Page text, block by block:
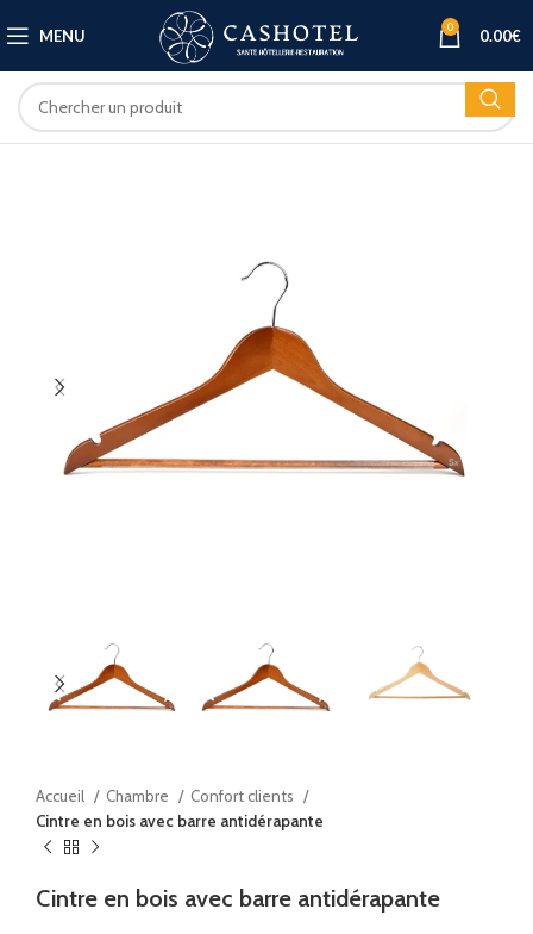
MENU 0 0.00€
Accueil Chambre
Confort clients
Cintre en bois avec barre antidérapante
Cintre en bois avec barre antidérapante